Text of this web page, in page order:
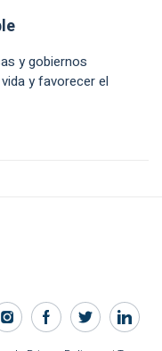
y gobiernos
y favorecer el